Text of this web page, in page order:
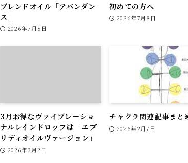
ブレンドオイル「アバンダン
ス」
2026年7月8日
初めての方へ
2026年7月8日
3月お得なヴァイブレーショ
ナルレインドロップは「エブ
リディオイルヴァージョン」
2026年3月2日
チャクラ関連記事まと
2026年2月7日